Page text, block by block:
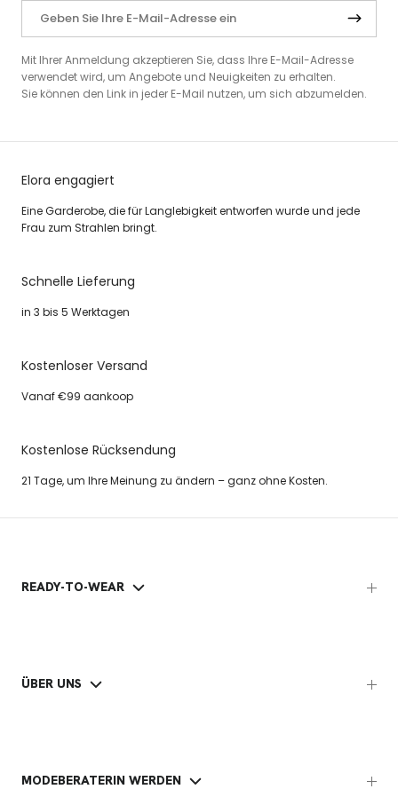
Mit Ihrer Anmeldung akzeptieren Sie, dass Ihre E-Mail-Adresse
verwendet wird, um Angebote und Neuigkeiten zu erhalten.
Sie können den Link in jeder E-Mail nutzen, um sich abzumelden.
Elora engagiert
Eine Garderobe, die für Langlebigkeit entworfen wurde und jede
Frau zum Strahlen bringt.
Schnelle Lieferung
in 3 bis 5 Werktagen
Kostenloser Versand
Vanaf €99 aankoop
Kostenlose Rücksendung
21 Tage, um Ihre Meinung zu ändern – ganz ohne Kosten.
READY-TO-WEAR
ÜBER UNS
MODEBERATERIN WERDEN